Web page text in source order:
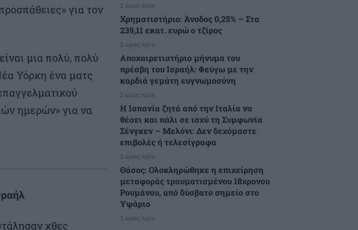
για τον
μια πολύ, πολύ
Υόρκη ένα ματς
ημερών» για να
χθες
2 ώρες πριν
Χρηματιστήριο: Άνοδος 0,25% – Στα
239,11 εκατ. ευρώ ο τζίρος
2 ώρες πριν
Αποχαιρετιστήριο μήνυμα του
πρέσβη του Ισραήλ: Φεύγω με την
καρδιά γεμάτη ευγνωμοσύνη
2 ώρες πριν
H Ισπανία ζητά από την Ιταλία να
θέσει και πάλι σε ισχύ τη Συμφωνία
Σένγκεν – Μελόνι: Δεν δεχόμαστε
επιβολές ή τελεσίγραφα
2 ώρες πριν
Θάσος: Ολοκληρώθηκε η επιχείρηση
μεταφοράς τραυματισμένου 18χρονου
Ρουμάνου, από δύσβατο σημείο στο
Υψάριο
2 ώρες πριν